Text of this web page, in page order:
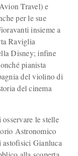
Travel) e
per le sue
insieme a
Raviglia
Disney; infine
pianista
del violino di
del cinema
le stelle
Astronomico
Gianluca